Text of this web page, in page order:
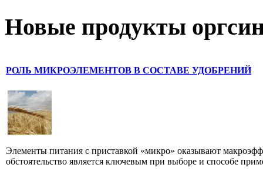
Новые продукты
РОЛЬ МИКРОЭЛЕМЕНТОВ В СОСТАВЕ УДОБРЕНИЙ
Элементы питания с приставкой «микро» оказывают
обстоятельство является ключевым при выборе и способе